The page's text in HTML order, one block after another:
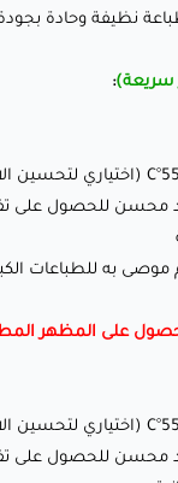
نظيفة وحادة
سريعة):
على المظهر